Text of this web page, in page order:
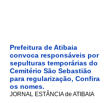
Prefeitura de Atibaia
convoca responsáveis por
sepulturas temporárias do
Cemitério São Sebastião
para regularização, Confira
os nomes.
JORNAL ESTÂNCIA de ATIBAIA